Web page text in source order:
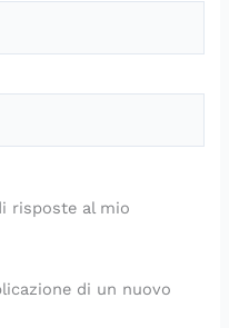
risposte al mio
di un nuovo